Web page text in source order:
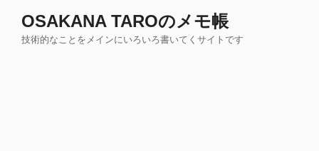
OSAKANA TAROのメモ帳
技術的なことをメインにいろいろ書いてくサイトです